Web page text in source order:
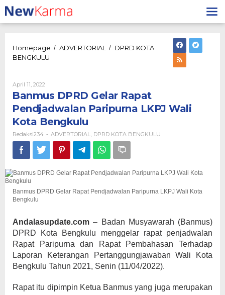
Lewati
ke
konten
Homepage / ADVERTORIAL / DPRD KOTA
BENGKULU
Pendjadwalan
LKPJ
Wali
Kota
Bengkulu
April 11, 2022
Redaksi234
Banmus DPRD Gelar Rapat
Pendjadwalan Paripurna LKPJ Wali
Kota Bengkulu
Redaksi234 - ADVERTORIAL DPRD KOTA BENGKULU
Banmus DPRD Gelar Rapat Pendjadwalan Paripurna LKPJ Wali Kota
Bengkulu
Andalasupdate.com – Badan Musyawarah (Banmus)
DPRD Kota Bengkulu menggelar rapat penjadwalan
Rapat Paripurna dan Rapat Pembahasan Terhadap
Laporan Keterangan Pertanggungjawaban Wali Kota
Bengkulu Tahun 2021, Senin (11/04/2022).
Rapat itu dipimpin Ketua Banmus yang juga merupakan